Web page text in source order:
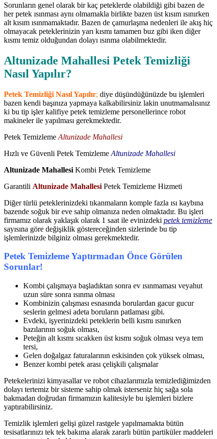
Sorunların genel olarak bir kaç peteklerde olabildiği gibi bazen de
her petek ısınması aynı olmamakla birlikte bazen üst kısım ısınırken
alt kısım ısınmamaktadır. Bazen de çamurlaşma nedenleri ile akış hiç
olmayacak peteklerinizin yarı kısmı tamamen buz gibi iken diğer
kısmı temiz olduğundan dolayı ısınma olabilmektedir.
Altunizade Mahallesi Petek Temizliği
Nasıl Yapılır?
Petek Temizliği Nasıl Yapılır; diye düşündüğünüzde bu işlemleri
bazen kendi başınıza yapmaya kalkabilirsiniz lakin unutmamalısınız
ki bu tip işler kalifiye petek temizleme personellerince robot
makineler ile yapılması gerekmektedir.
Petek Temizleme Altunizade Mahallesi
Hızlı ve Güvenli Petek Temizleme Altunizade Mahallesi
Altunizade Mahallesi Kombi Petek Temizleme
Garantili Altunizade Mahallesi Petek Temizleme Hizmeti
Diğer türlü peteklerinizdeki tıkanmaların komple fazla ısı kaybına
bazende soğuk bir eve sahip olmanıza neden olmaktadır. Bu işleri
firmamız olarak yaklaşık olarak 1 saat ile evinizdeki petek temizleme
sayısına göre değişiklik göstereceğinden sizlerinde bu tip
işlemlerinizde bilginiz olması gerekmektedir.
Petek Temizleme Yaptırmadan Önce Görülen
Sorunlar!
Kombi çalışmaya başladıktan sonra ev ısınmaması veyahut
uzun süre sonra ısınma olması
Kombinizin çalışması esnasında borulardan gacur gucur
seslerin gelmesi adeta boruların patlaması gibi.
Evdeki, işyerinizdeki peteklerin belli kısmı ısınırken
bazılarının soğuk olması,
Peteğin alt kısmı sıcakken üst kısmı soğuk olması veya tem
tersi,
Gelen doğalgaz faturalarının eskisinden çok yüksek olması,
Benzer kombi petek arası çelişkili çalışmalar
Petekelerinizi kimyasallar ve robot cihazlarımızla temizlediğimizden
dolayı tertemiz bir sisteme sahip olmak isterseniz hiç sağa sola
bakmadan doğrudan firmamızın kalitesiyle bu işlemleri bizlere
yaptırabilirsiniz.
Temizlik işlemleri gelişi güzel rastgele yapılmamakta bütün
tesisatlarınızı tek tek bakıma alarak zararlı bütün partiküler maddeleri